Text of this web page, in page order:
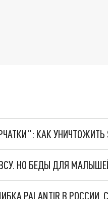
КАК УНИЧТОЖИТЬ
НО БЕДЫ ДЛЯ